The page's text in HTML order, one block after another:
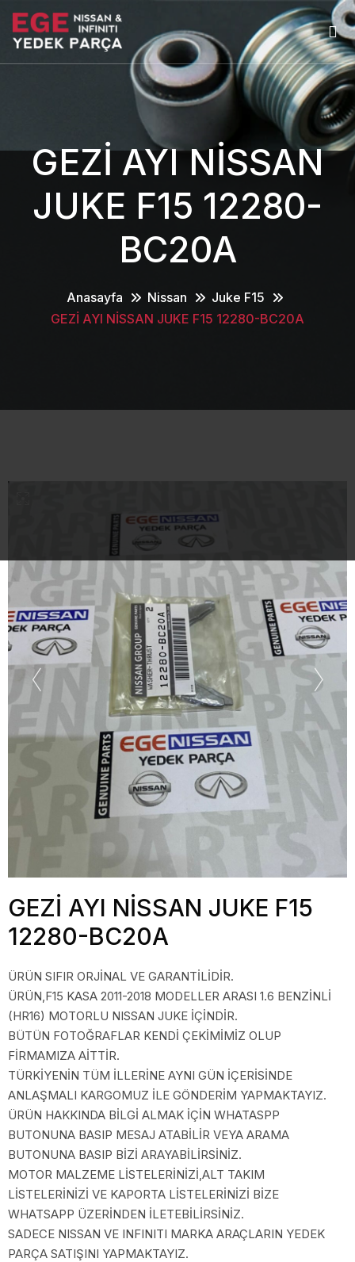
GEZİ AYI NİSSAN
JUKE F15 12280-
BC20A
Anasayfa Nissan
Juke F15
GEZİ AYI NİSSAN JUKE F15 12280-BC20A
GEZİ AYI NİSSAN JUKE F15
12280-BC20A
ÜRÜN SIFIR ORJİNAL VE GARANTİLİDİR.
ÜRÜN,F15 KASA 2011-2018 MODELLER ARASI 1.6 BENZİNLİ
(HR16) MOTORLU NISSAN JUKE İÇİNDİR.
BÜTÜN FOTOĞRAFLAR KENDİ ÇEKİMİMİZ OLUP
FİRMAMIZA AİTTİR.
TÜRKİYENİN TÜM İLLERİNE AYNI GÜN İÇERİSİNDE
ANLAŞMALI KARGOMUZ İLE GÖNDERİM YAPMAKTAYIZ.
ÜRÜN HAKKINDA BİLGİ ALMAK İÇİN WHATASPP
BUTONUNA BASIP MESAJ ATABİLİR VEYA ARAMA
BUTONUNA BASIP BİZİ ARAYABİLİRSİNİZ.
MOTOR MALZEME LİSTELERİNİZİ,ALT TAKIM
LİSTELERİNİZİ VE KAPORTA LİSTELERİNİZİ BİZE
WHATSAPP ÜZERİNDEN İLETEBİLİRSİNİZ.
SADECE NISSAN VE INFINITI MARKA ARAÇLARIN YEDEK
PARÇA SATIŞINI YAPMAKTAYIZ.